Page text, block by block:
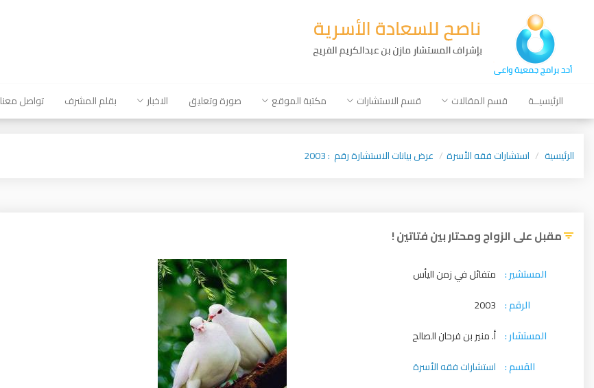
الرئيسيــة قسم المقالات قسم الاستشارات مكتبة الموقع صورة وتعليق الاخبار بقلم المشرف تواصل معنا
الرئيسية استشارات فقه الأسرة عرض بيانات الاستشارة رقم : 2003
مقبل على الزواج ومحتار بين فتاتين !
المستشير : متفائل في زمن اليأس
الرقم : 2003
المستشار : أ. منير بن فرحان الصالح
القسم : استشارات فقه الأسرة